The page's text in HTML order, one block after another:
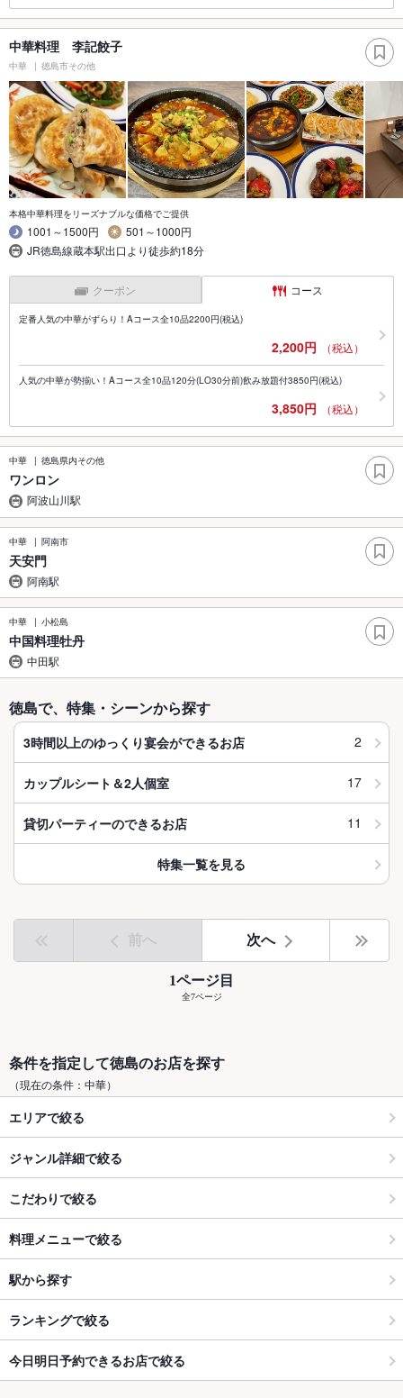
中華料理 李記餃子
中華 徳島市その他
本格中華料理をリーズナブルな価格でご提供
1001～1500円
501～1000円
JR徳島線蔵本駅出口より徒歩約18分
クーポン コース
定番人気の中華がずらり！Aコース全10品2200円(税込)
2,200円 （税込）
人気の中華が勢揃い！Aコース全10品120分(LO30分前)飲み放題付3850円(税込)
3,850円 （税込）
中華 徳島県内その他
ワンロン
阿波山川駅
中華 阿南市
天安門
阿南駅
中華 小松島
中国料理牡丹
中田駅
徳島で、特集・シーンから探す
3時間以上のゆっくり宴会ができるお店 2
カップルシート＆2人個室 17
貸切パーティーのできるお店 11
特集一覧を見る
前へ 次へ
1ページ目
全7ページ
条件を指定して徳島のお店を探す
（現在の条件：中華）
エリアで絞る
ジャンル詳細で絞る
こだわりで絞る
料理メニューで絞る
駅から探す
ランキングで絞る
今日明日予約できるお店で絞る